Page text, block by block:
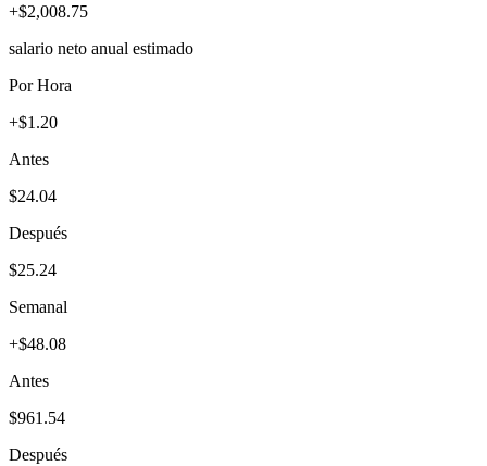
+$2,008.75
salario neto anual estimado
Por Hora
+$1.20
Antes
$24.04
Después
$25.24
Semanal
+$48.08
Antes
$961.54
Después